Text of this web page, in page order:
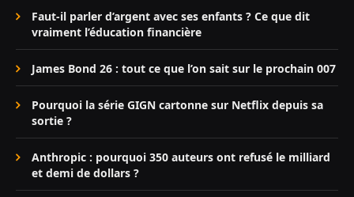
Faut-il parler d’argent avec ses enfants ? Ce que dit
vraiment l’éducation financière
James Bond 26 : tout ce que l’on sait sur le prochain 007
Pourquoi la série GIGN cartonne sur Netflix depuis sa
sortie ?
Anthropic : pourquoi 350 auteurs ont refusé le milliard
et demi de dollars ?